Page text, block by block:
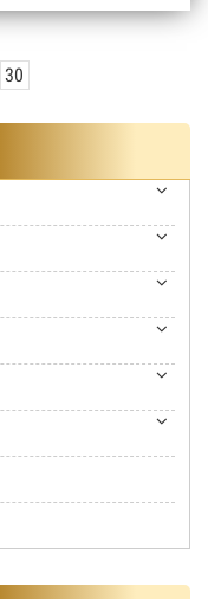
30